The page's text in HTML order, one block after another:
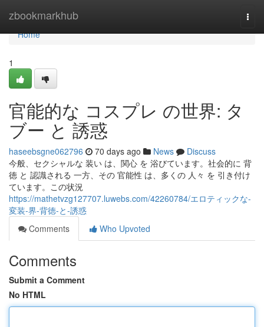
zbookmarkhub
Home
Home
1
官能的な コスプレ の世界: タ
ブー と 誘惑
haseebsgne062796 70 days ago News
Discuss
今般、セクシャルな 装い は、関心 を 浴びています。社会的に 背
徳 と 認識される 一方、その 官能性 は、多くの 人々 を 引き付け
ています。この状況
https://mathetvzg127707.luwebs.com/42260784/エロティックな-
変装-界-背徳-と-誘惑
Comments
Who Upvoted
Comments
Submit a Comment
No HTML